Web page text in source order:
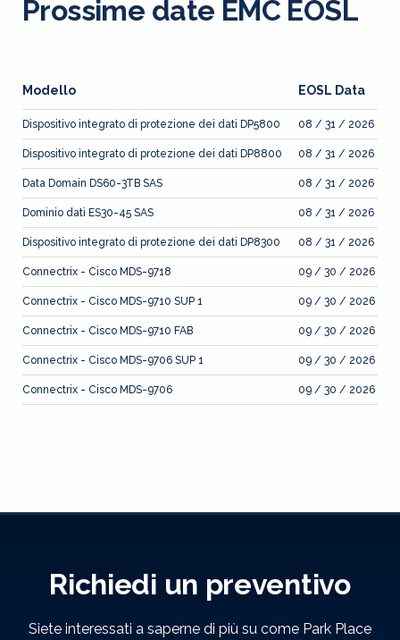
Prossime date EMC EOSL
Modello EOSL Data
Dispositivo integrato di protezione dei dati DP5800 08 / 31 / 2026
Dispositivo integrato di protezione dei dati DP8800 08 / 31 / 2026
Data Domain DS60-3TB SAS 08 / 31 / 2026
Dominio dati ES30-45 SAS 08 / 31 / 2026
Dispositivo integrato di protezione dei dati DP8300 08 / 31 / 2026
Connectrix - Cisco MDS-9718 09 / 30 / 2026
Connectrix - Cisco MDS-9710 SUP 1 09 / 30 / 2026
Connectrix - Cisco MDS-9710 FAB 09 / 30 / 2026
Connectrix - Cisco MDS-9706 SUP 1 09 / 30 / 2026
Connectrix - Cisco MDS-9706 09 / 30 / 2026
Richiedi un preventivo
Siete interessati a saperne di più su come Park Place